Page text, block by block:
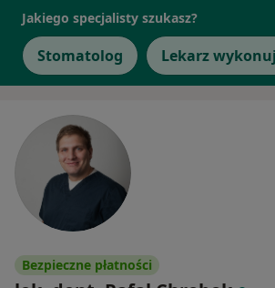
Jakiego specjalisty szukasz?
Stomatolog Lekarz
Bezpieczne płatności